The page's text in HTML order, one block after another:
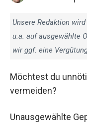
Unsere Redaktion
u.a. auf ausgewählte
wir ggf. eine
Möchtest du
vermeiden?
Unausgewählte